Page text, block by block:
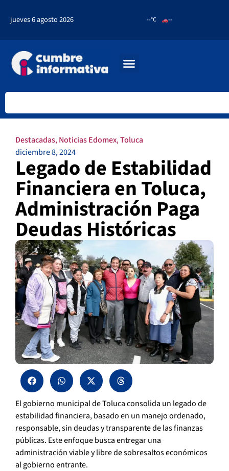
jueves 6 agosto 2026 --°C --
Destacadas,Noticias Edomex,Toluca
diciembre 8, 2024
Legado de Estabilidad
Financiera en Toluca,
Administración Paga
Deudas Históricas
El gobierno municipal de Toluca consolida un legado de
estabilidad financiera, basado en un manejo ordenado,
responsable, sin deudas y transparente de las finanzas
públicas. Este enfoque busca entregar una
administración viable y libre de sobresaltos económicos
al gobierno entrante.